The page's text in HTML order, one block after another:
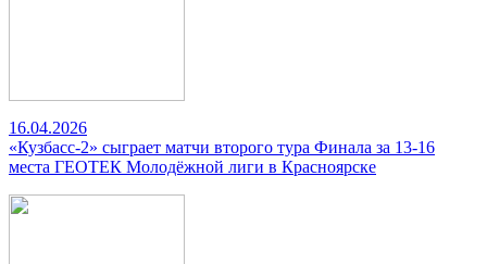
16.04.2026
«Кузбасс-2» сыграет матчи второго тура Финала за 13-16
места ГЕОТЕК Молодёжной лиги в Красноярске